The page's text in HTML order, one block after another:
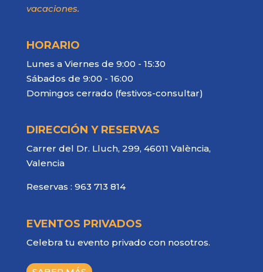
vacaciones.
HORARIO
Lunes a Viernes de 9:00 - 15:30
Sábados de 9:00 - 16:00
Domingos cerrado (festivos-consultar)
DIRECCIÓN Y RESERVAS
Carrer del Dr. Lluch, 299, 46011 València,
Valencia
Reservas : 963 713 814
EVENTOS PRIVADOS
Celebra tu evento privado con nosotros.